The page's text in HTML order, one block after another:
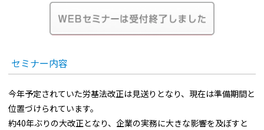
セミナー内容
今年予定されていた労基法改正は見送りとなり、現在は準備期間と
位置づけられています。
約40年ぶりの大改正となり、企業の実務に大きな影響を及ぼすと